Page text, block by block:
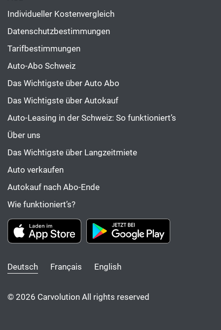
Individueller Kostenvergleich
Datenschutzbestimmungen
Tarifbestimmungen
Auto-Abo Schweiz
Das Wichtigste über Auto Abo
Das Wichtigste über Autokauf
Auto-Leasing in der Schweiz: So funktioniert’s
Über uns
Das Wichtigste über Langzeitmiete
Auto verkaufen
Autokauf nach Abo-Ende
Wie funktioniert’s?
Deutsch Français English
© 2026 Carvolution All rights reserved